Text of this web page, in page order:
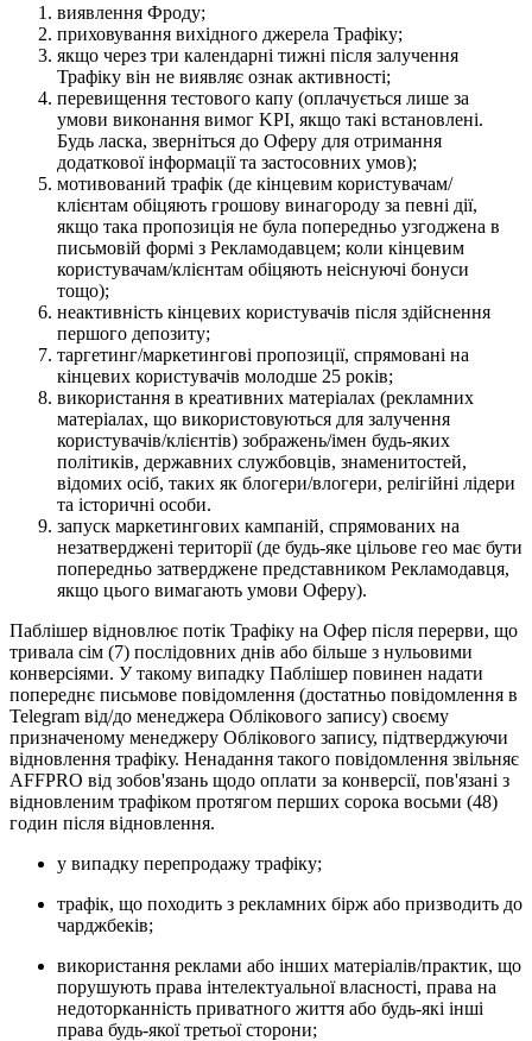
виявлення Фроду;
приховування вихідного джерела Трафіку;
якщо через три календарні тижні після залучення
Трафіку він не виявляє ознак активності;
перевищення тестового капу (оплачується лише за
умови виконання вимог KPI, якщо такі встановлені.
Будь ласка, зверніться до Оферу для отримання
додаткової інформації та застосовних умов);
мотивований трафік (де кінцевим користувачам/
клієнтам обіцяють грошову винагороду за певні дії,
якщо така пропозиція не була попередньо узгоджена в
письмовій формі з Рекламодавцем; коли кінцевим
користувачам/клієнтам обіцяють неіснуючі бонуси
тощо);
неактивність кінцевих користувачів після здійснення
першого депозиту;
таргетинг/маркетингові пропозиції, спрямовані на
кінцевих користувачів молодше 25 років;
використання в креативних матеріалах (рекламних
матеріалах, що використовуються для залучення
користувачів/клієнтів) зображень/імен будь-яких
політиків, державних службовців, знаменитостей,
відомих осіб, таких як блогери/влогери, релігійні лідери
та історичні особи.
запуск маркетингових кампаній, спрямованих на
незатверджені території (де будь-яке цільове гео має бути
попередньо затверджене представником Рекламодавця,
якщо цього вимагають умови Оферу).
Паблішер відновлює потік Трафіку на Офер після перерви, що
тривала сім (7) послідовних днів або більше з нульовими
конверсіями. У такому випадку Паблішер повинен надати
попереднє письмове повідомлення (достатньо повідомлення в
Telegram від/до менеджера Облікового запису) своєму
призначеному менеджеру Облікового запису, підтверджуючи
відновлення трафіку. Ненадання такого повідомлення звільняє
AFFPRO від зобов'язань щодо оплати за конверсії, пов'язані з
відновленим трафіком протягом перших сорока восьми (48)
годин після відновлення.
у випадку перепродажу трафіку;
трафік, що походить з рекламних бірж або призводить до
чарджбеків;
використання реклами або інших матеріалів/практик, що
порушують права інтелектуальної власності, права на
недоторканність приватного життя або будь-які інші
права будь-якої третьої сторони;